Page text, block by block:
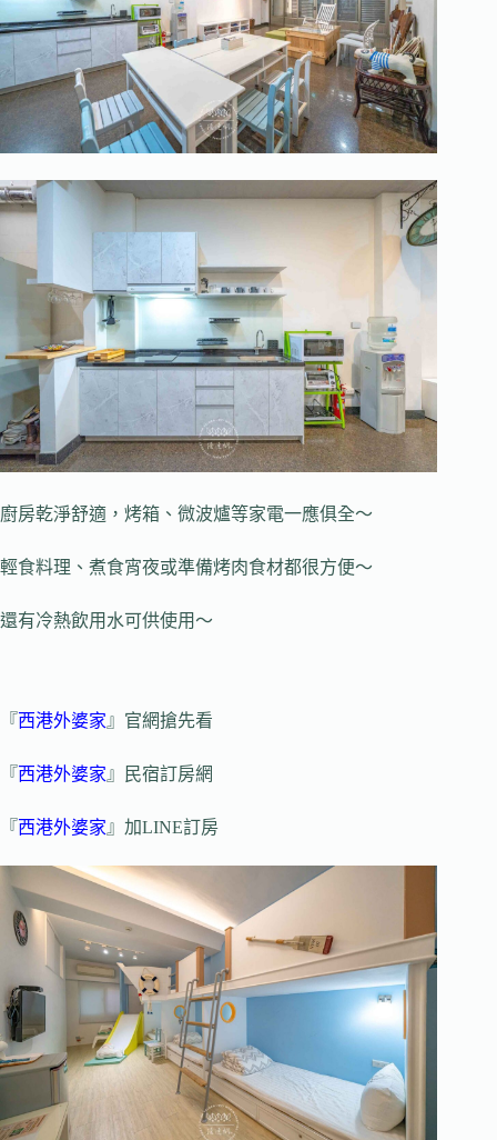
廚房乾淨舒適，烤箱、微波爐等家電一應俱全～
輕食料理、煮食宵夜或準備烤肉食材都很方便～
還有冷熱飲用水可供使用～
『西港外婆家 』官網搶先看
『西港外婆家 』民宿訂房網
『西港外婆家 』加LINE訂房